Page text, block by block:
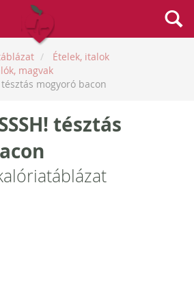
Ételek, italok
magvak
tésztás mogyoró bacon
tésztás